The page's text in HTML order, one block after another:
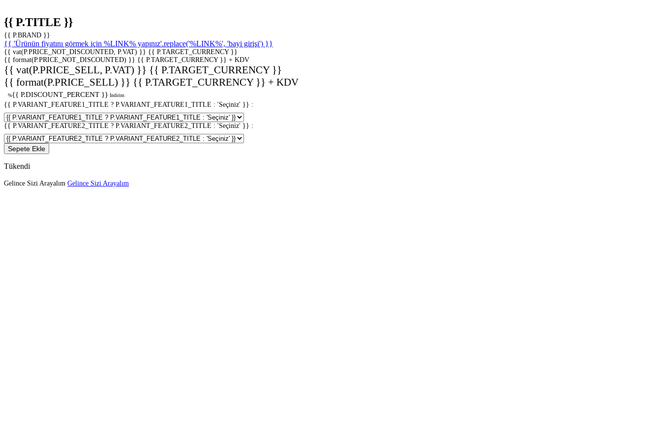
{{ P.TITLE }}
{{ P.BRAND }}
{{ 'Ürünün fiyatını görmek için %LINK% yapınız'.replace('%LINK%', 'bayi girişi') }}
{{ vat(P.PRICE_NOT_DISCOUNTED, P.VAT) }} {{ P.TARGET_CURRENCY }}
{{ format(P.PRICE_NOT_DISCOUNTED) }} {{ P.TARGET_CURRENCY }} + KDV
{{ vat(P.PRICE_SELL, P.VAT) }} {{ P.TARGET_CURRENCY }}
{{ format(P.PRICE_SELL) }} {{ P.TARGET_CURRENCY }} + KDV
%{{ P.DISCOUNT_PERCENT }} İndirim
{{ P.VARIANT_FEATURE1_TITLE ? P.VARIANT_FEATURE1_TITLE : 'Seçiniz' }} :
{{ P.VARIANT_FEATURE2_TITLE ? P.VARIANT_FEATURE2_TITLE : 'Seçiniz' }} :
Sepete Ekle
Tükendi
Gelince Sizi Arayalım Gelince Sizi Arayalım